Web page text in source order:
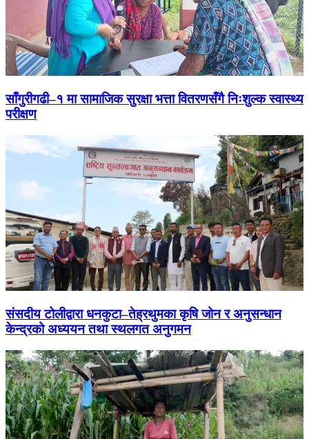
साँगुरीगढी–१ मा सामाजिक सुरक्षा भत्ता वितरणसँगै निःशुल्क स्वास्थ्य
परीक्षण
संसदीय टोलीद्वारा धनकुटा–तेह्रथुमका कृषि जोन र अनुसन्धान
केन्द्रको अध्ययन तथा स्थलगत अनुगमन